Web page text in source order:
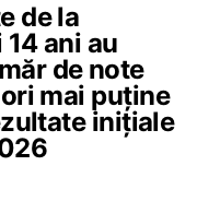
de la
ani au
de note
mai puține
inițiale